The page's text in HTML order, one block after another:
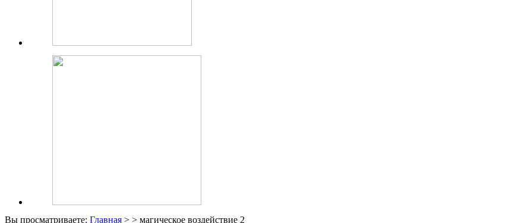
Вы просматриваете: Главная > > магическое воздействие 2